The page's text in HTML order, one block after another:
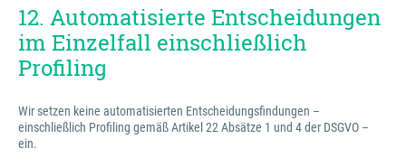
12. Automatisierte Entscheidungen
im Einzelfall einschließlich
Profiling
Wir setzen keine automatisierten Entscheidungsfindungen –
einschließlich Profiling gemäß Artikel 22 Absätze 1 und 4 der DSGVO –
ein.